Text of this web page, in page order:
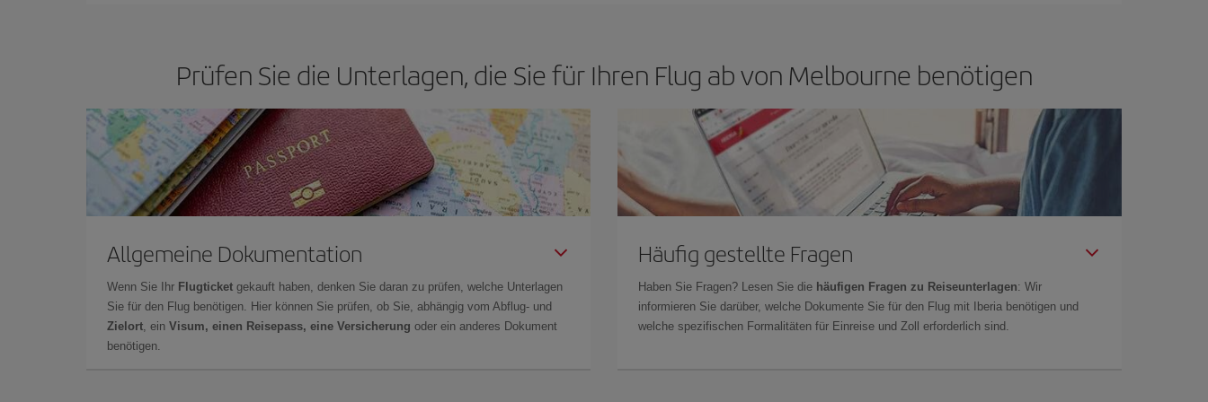
Prüfen Sie die Unterlagen, die Sie für Ihren Flug ab von Melbourne benötigen
Allgemeine Dokumentation
Wenn Sie Ihr Flugticket gekauft haben, denken Sie daran zu prüfen, welche Unterlagen
Sie für den Flug benötigen. Hier können Sie prüfen, ob Sie, abhängig vom Abflug- und
Zielort , ein Visum, einen Reisepass, eine Versicherung oder ein anderes Dokument
benötigen.
Häufig gestellte Fragen
Haben Sie Fragen? Lesen Sie die häufigen Fragen zu Reiseunterlagen: Wir
informieren Sie darüber, welche Dokumente Sie für den Flug mit Iberia benötigen und
welche spezifischen Formalitäten für Einreise und Zoll erforderlich sind.